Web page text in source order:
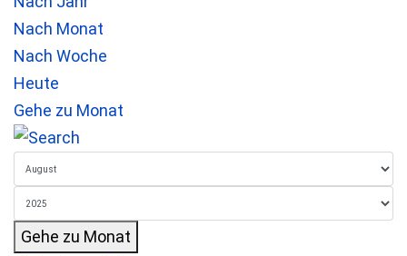
Nach Monat
Nach Woche
Heute
Gehe zu Monat
Gehe zu Monat